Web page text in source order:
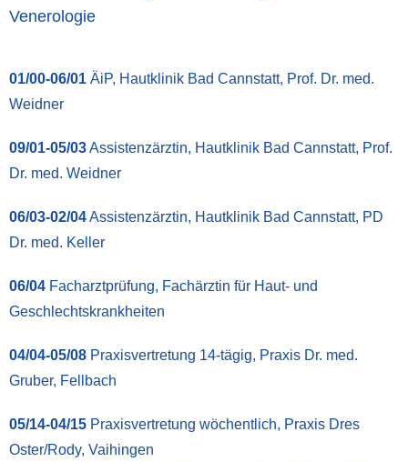
Venerologie
01/00-06/01 ÄiP, Hautklinik Bad Cannstatt, Prof. Dr. med.
Weidner
09/01-05/03Assistenzärztin, Hautklinik Bad Cannstatt, Prof.
Dr. med. Weidner
06/03-02/04Assistenzärztin, Hautklinik Bad Cannstatt, PD
Dr. med. Keller
06/04 Facharztprüfung, Fachärztin für Haut- und
Geschlechtskrankheiten
04/04-05/08 Praxisvertretung 14-tägig, Praxis Dr. med.
Gruber, Fellbach
05/14-04/15 Praxisvertretung wöchentlich, Praxis Dres
Oster/Rody, Vaihingen